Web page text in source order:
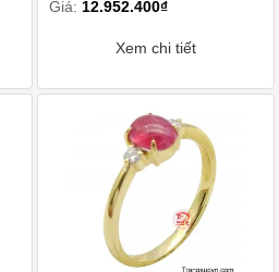
Giá: 12.952.400₫
Xem chi tiết